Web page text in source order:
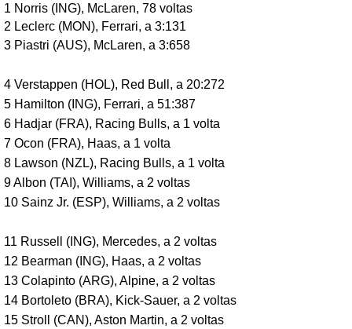
1 Norris (ING), McLaren, 78 voltas
2 Leclerc (MON), Ferrari, a 3:131
3 Piastri (AUS), McLaren, a 3:658
4 Verstappen (HOL), Red Bull, a 20:272
5 Hamilton (ING), Ferrari, a 51:387
6 Hadjar (FRA), Racing Bulls, a 1 volta
7 Ocon (FRA), Haas, a 1 volta
8 Lawson (NZL), Racing Bulls, a 1 volta
9 Albon (TAI), Williams, a 2 voltas
10 Sainz Jr. (ESP), Williams, a 2 voltas
11 Russell (ING), Mercedes, a 2 voltas
12 Bearman (ING), Haas, a 2 voltas
13 Colapinto (ARG), Alpine, a 2 voltas
14 Bortoleto (BRA), Kick-Sauer, a 2 voltas
15 Stroll (CAN), Aston Martin, a 2 voltas